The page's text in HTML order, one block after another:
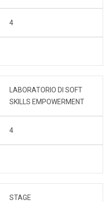
4
LABORATORIO DI SOFT
SKILLS EMPOWERMENT
4
STAGE